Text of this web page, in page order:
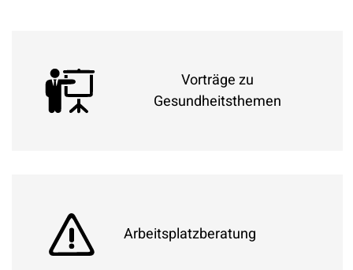
Weiterbildungmöglichkeiten.Vorträge zu
Gesundheitsthemen
Ernährungsberatung, Stressmanagement etc.
Arbeitsplatzberatung